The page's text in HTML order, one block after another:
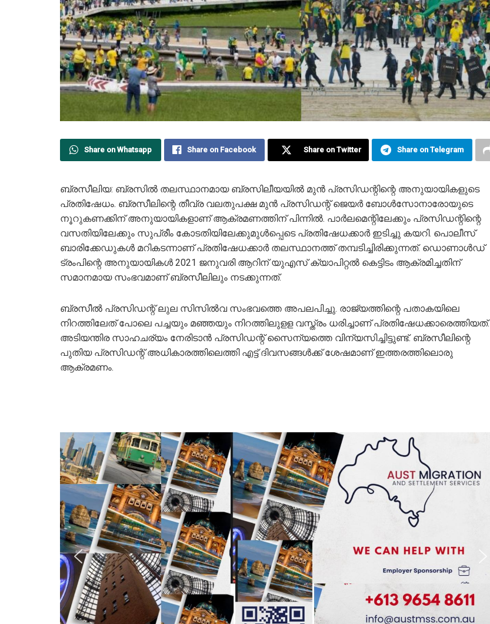
Share on Whatsapp Share on Facebook Share on Twitter Share on Telegram
ബ്രസീലിയ: ബ്രസില്‍ തലസ്ഥാനമായ ബ്രസിലീയയില്‍ മുന്‍ പ്രസിഡന്റിന്റെ അനുയായികളുടെ
പ്രതിഷേധം. ബ്രസീലിന്റെ തീവ്ര വലതുപക്ഷ മുന്‍ പ്രസിഡന്റ് ജെയര്‍ ബോള്‍സോനാരോയുടെ
നൂറുകണക്കിന് അനുയായികളാണ് ആക്രമണത്തിന് പിന്നില്‍. പാര്‍ലമെന്റിലേക്കും പ്രസിഡന്റിന്റെ
വസതിയിലേക്കും സുപ്രീം കോടതിയിലേക്കുമുള്‍പ്പെടെ പ്രതിഷേധക്കാര്‍ ഇടിച്ചു കയറി. പൊലീസ്
ബാരിക്കേഡുകള്‍ മറികടന്നാണ് പ്രതിഷേധക്കാര്‍ തലസ്ഥാനത്ത് തമ്പടിച്ചിരിക്കുന്നത്. ഡൊണാള്‍ഡ്
ട്രംപിന്റെ അനുയായികള്‍ 2021 ജനുവരി ആറിന് യുഎസ് ക്യാപിറ്റല്‍ കെട്ടിടം ആക്രമിച്ചതിന്
സമാനമായ സംഭവമാണ് ബ്രസീലിലും നടക്കുന്നത്.
ബ്രസീല്‍ പ്രസിഡന്റ് ലുല സിസില്‍വ സംഭവത്തെ അപലപിച്ചു. രാജ്യത്തിന്റെ പതാകയിലെ
നിറത്തിലേത് പോലെ പച്ചയും മഞ്ഞയും നിറത്തിലുളള വസ്ത്രം ധരിച്ചാണ് പ്രതിഷേധക്കാരെത്തിയത്.
അടിയന്തിര സാഹചര്യം നേരിടാന്‍ പ്രസിഡന്റ് സൈന്യത്തെ വിന്യസിച്ചിട്ടുണ്ട്. ബ്രസീലിന്റെ
പുതിയ പ്രസിഡന്റ് അധികാരത്തിലെത്തി എട്ട് ദിവസങ്ങള്‍ക്ക് ശേഷമാണ് ഇത്തരത്തിലൊരു
ആക്രമണം.